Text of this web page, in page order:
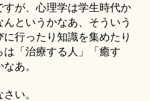
が、心理学は学生時代か
というかなあ、そういう
行ったり知識を集めたり
は「治療する人」「癒す
あ。
い。